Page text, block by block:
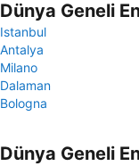
Dünya Geneli
Istanbul
Antalya
Milano
Dalaman
Bologna
Dünya Geneli